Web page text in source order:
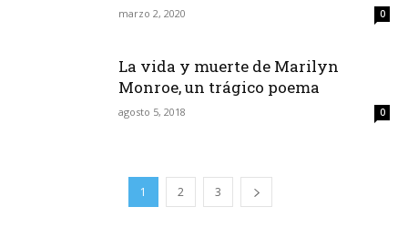
marzo 2, 2020 0
La vida y muerte de Marilyn
Monroe, un trágico poema
agosto 5, 2018 0
1 2 3